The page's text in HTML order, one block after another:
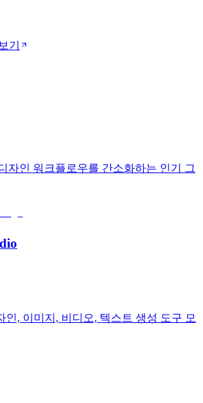
기
자인 워크플로우를 간소화하는 인기 그
인, 이미지, 비디오, 텍스트 생성 도구 모